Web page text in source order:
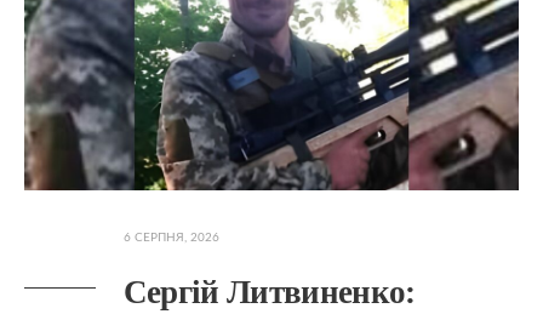
6 СЕРПНЯ, 2026
Сергій Литвиненко: